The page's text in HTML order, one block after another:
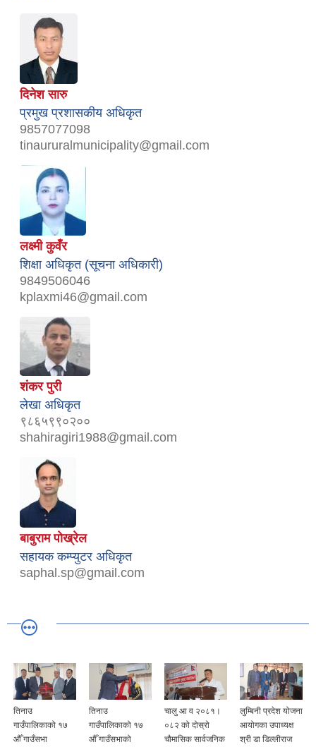
दिनेश सारु
प्रमुख प्रशासकीय अधिकृत
9857077098
tinaururalmunicipality@gmail.com
लक्ष्मी कुवँर
शिक्षा अधिकृत (सूचना अधिकारी)
9849506046
kplaxmi46@gmail.com
शंकर पुरी
लेखा अधिकृत
९८६५९९०२००
shahiragiri1988@gmail.com
बाबुराम पोख्रेल
सहायक कम्प्युटर अधिकृत
saphal.sp@gmail.com
तिनाउ
गाउँपालिकाको १७
औँ गाउँसभा
तिनाउ
गाउँपालिकाको १७
औँ गाउँसभाको
चालु आ व २०८१।
०८२ को दोस्रो
चौमासिक सार्वजनिक
लुम्बिनी प्रदेश योजना
आयोगका उपाध्यक्ष
श्री डा डिल्लीराज